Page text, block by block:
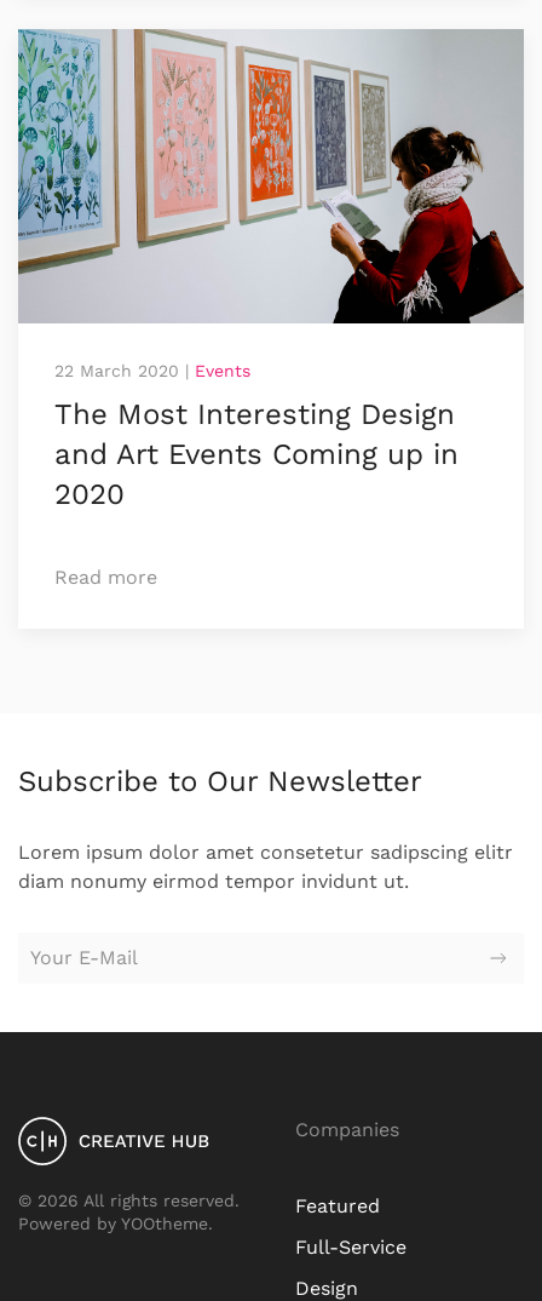
22 March 2020 | Events
The Most Interesting Design
and Art Events Coming up in
2020
Read more
Subscribe to Our Newsletter
Lorem ipsum dolor amet consetetur sadipscing elitr
diam nonumy eirmod tempor invidunt ut.
© 2026 All rights reserved.
Powered by YOOtheme.
Companies
Featured
Full-Service
Design